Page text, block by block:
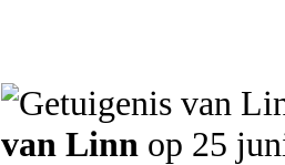
van Linn op 25